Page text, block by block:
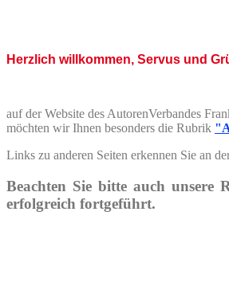
Herzlich willkommen, Servus und
auf der Website des AutorenVerbandes
möchten wir Ihnen besonders die Rubrik
Links zu anderen Seiten erkennen Sie an
Beachten Sie bitte auch unsere
erfolgreich fortgeführt.